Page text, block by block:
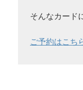
そんなカード
ご予約はこち